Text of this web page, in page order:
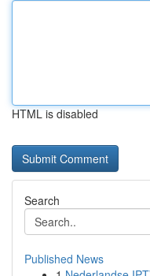
HTML is disabled
Search
Published News